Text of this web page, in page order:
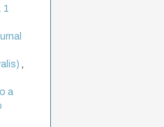
1
,
a